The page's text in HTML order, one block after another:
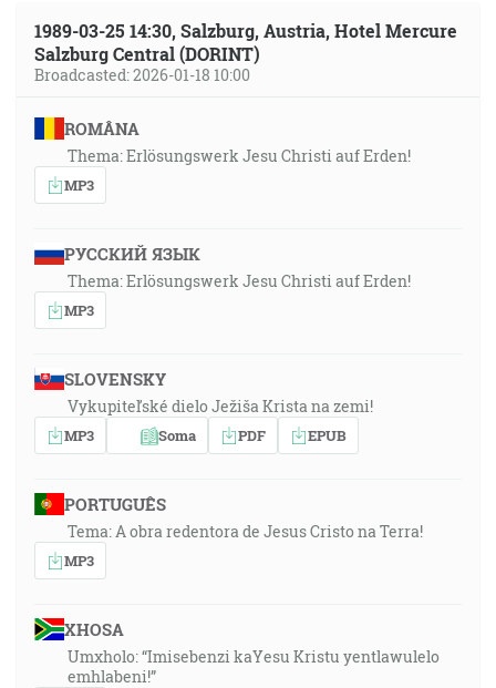
1989-03-25 14:30, Salzburg, Austria, Hotel Mercure
Salzburg Central (DORINT)
Broadcasted: 2026-01-18 10:00
ROMÂNA
Thema: Erlösungswerk Jesu Christi auf Erden!
MP3
РУССКИЙ ЯЗЫК
Thema: Erlösungswerk Jesu Christi auf Erden!
MP3
SLOVENSKY
Vykupiteľské dielo Ježiša Krista na zemi!
MP3 Soma PDF EPUB
PORTUGUÊS
Tema: A obra redentora de Jesus Cristo na Terra!
MP3
XHOSA
Umxholo: “Imisebenzi kaYesu Kristu yentlawulelo
emhlabeni!”